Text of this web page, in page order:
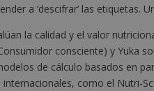
a ‘descifrar’ las etiquetas.
la calidad y el valor
consciente) y Yuka
de cálculo basados en
como el Nutri-